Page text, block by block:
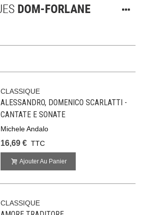
CLASSIQUE
ALESSANDRO, DOMENICO SCARLATTI -
CANTATE E SONATE
Michele Andalo
16,69 € TTC
Ajouter Au Panier
CLASSIQUE